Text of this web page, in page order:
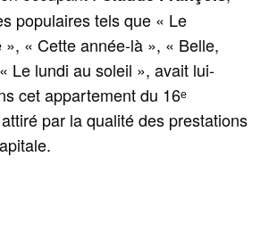
populaires tels que « Le
« Cette année-là », « Belle,
Le lundi au soleil », avait lui-
cet appartement du 16ᵉ
par la qualité des prestations